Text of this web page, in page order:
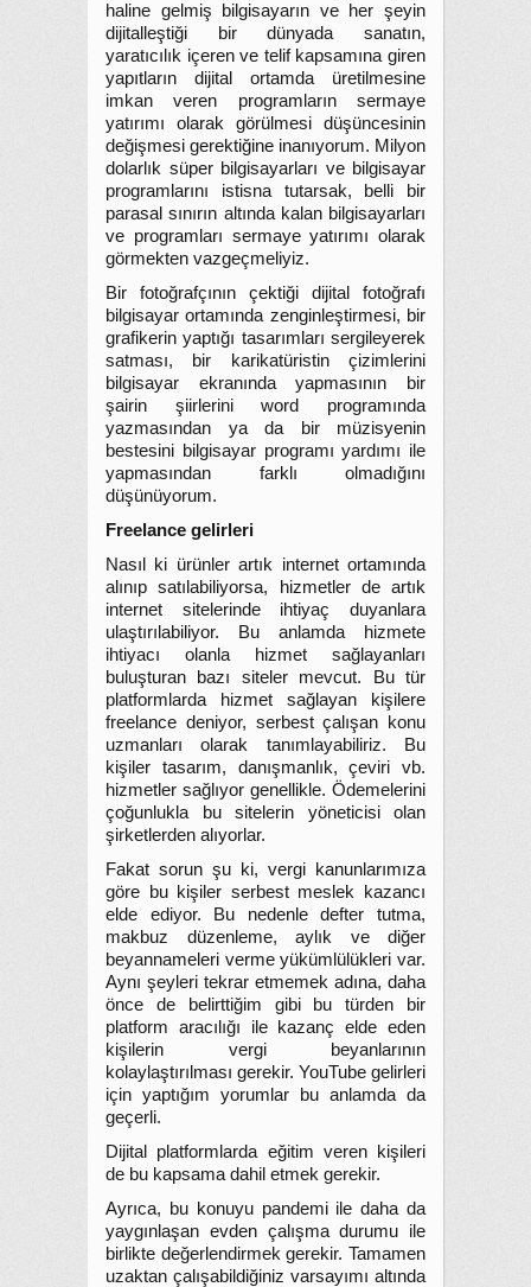
haline gelmiş bilgisayarın ve her şeyin
dijitalleştiği bir dünyada sanatın,
yaratıcılık içeren ve telif kapsamına giren
yapıtların dijital ortamda üretilmesine
imkan veren programların sermaye
yatırımı olarak görülmesi düşüncesinin
değişmesi gerektiğine inanıyorum. Milyon
dolarlık süper bilgisayarları ve bilgisayar
programlarını istisna tutarsak, belli bir
parasal sınırın altında kalan bilgisayarları
ve programları sermaye yatırımı olarak
görmekten vazgeçmeliyiz.
Bir fotoğrafçının çektiği dijital fotoğrafı
bilgisayar ortamında zenginleştirmesi, bir
grafikerin yaptığı tasarımları sergileyerek
satması, bir karikatüristin çizimlerini
bilgisayar ekranında yapmasının bir
şairin şiirlerini word programında
yazmasından ya da bir müzisyenin
bestesini bilgisayar programı yardımı ile
yapmasından farklı olmadığını
düşünüyorum.
Freelance gelirleri
Nasıl ki ürünler artık internet ortamında
alınıp satılabiliyorsa, hizmetler de artık
internet sitelerinde ihtiyaç duyanlara
ulaştırılabiliyor. Bu anlamda hizmete
ihtiyacı olanla hizmet sağlayanları
buluşturan bazı siteler mevcut. Bu tür
platformlarda hizmet sağlayan kişilere
freelance deniyor, serbest çalışan konu
uzmanları olarak tanımlayabiliriz. Bu
kişiler tasarım, danışmanlık, çeviri vb.
hizmetler sağlıyor genellikle. Ödemelerini
çoğunlukla bu sitelerin yöneticisi olan
şirketlerden alıyorlar.
Fakat sorun şu ki, vergi kanunlarımıza
göre bu kişiler serbest meslek kazancı
elde ediyor. Bu nedenle defter tutma,
makbuz düzenleme, aylık ve diğer
beyannameleri verme yükümlülükleri var.
Aynı şeyleri tekrar etmemek adına, daha
önce de belirttiğim gibi bu türden bir
platform aracılığı ile kazanç elde eden
kişilerin vergi beyanlarının
kolaylaştırılması gerekir. YouTube gelirleri
için yaptığım yorumlar bu anlamda da
geçerli.
Dijital platformlarda eğitim veren kişileri
de bu kapsama dahil etmek gerekir.
Ayrıca, bu konuyu pandemi ile daha da
yaygınlaşan evden çalışma durumu ile
birlikte değerlendirmek gerekir. Tamamen
uzaktan çalışabildiğiniz varsayımı altında